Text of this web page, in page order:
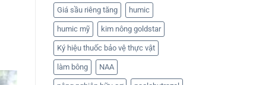
Giá sầu riêng tăng humic
humic mỹ kim nông goldstar
Ký hiệu thuốc bảo vệ thực vật
làm bông NAA